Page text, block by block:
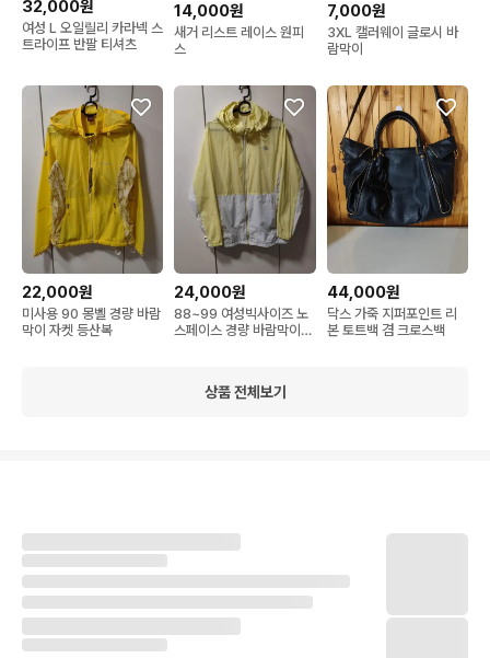
32,000원
여성 L 오일릴리 카라넥 스
트라이프 반팔 티셔츠
14,000원
새거 리스트 레이스 원피
스
7,000원
3XL 캘러웨이 글로시 바
람막이
22,000원
미사용 90 몽벨 경량 바람
막이 자켓 등산복
24,000원
88~99 여성빅사이즈 노
스페이스 경량 바람막이
44,000원
닥스 가죽 지퍼포인트 리
본 토트백 겸 크로스백
상품 전체보기